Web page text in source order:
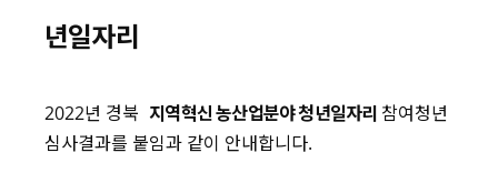
년일자리
2022년 경북 지역혁신농산업분야청년일자리 참여청년
심사결과를 붙임과 같이 안내합니다.